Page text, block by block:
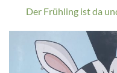
Der Frühling ist da